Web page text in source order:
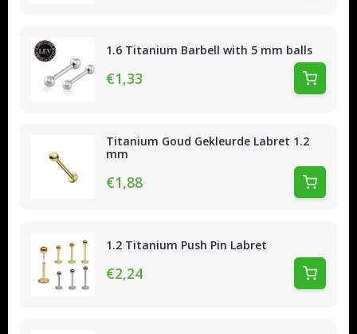
1.6 Titanium Barbell with 5 mm balls
€1,33
Titanium Goud Gekleurde Labret 1.2
mm
€1,88
1.2 Titanium Push Pin Labret
€2,24